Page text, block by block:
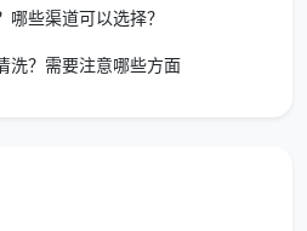
的秘诀
地采用“主辅双人协作制”，在
些渠道可以选择？
洗？需要注意哪些方面